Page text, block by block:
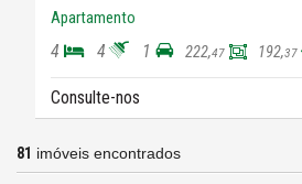
Apartamento
4 4 1 222,47 192,37
Consulte-nos
81 imóveis encontrados